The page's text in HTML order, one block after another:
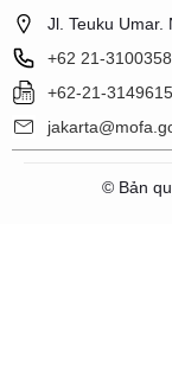
Jl. Teuku Umar.
+62 21-3100358
+62-21-3149615
© Bản